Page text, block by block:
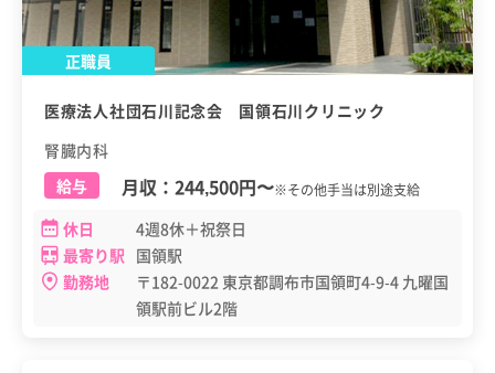
正職員
医療法人社団石川記念会 国領石川クリニック
腎臓内科
給与
月収： 244,500円〜※その他手当は別途支給
休日
4週8休＋祝祭日
最寄り駅 国領駅
勤務地
〒182-0022 東京都調布市国領町4-9-4 九曜国
領駅前ビル2階